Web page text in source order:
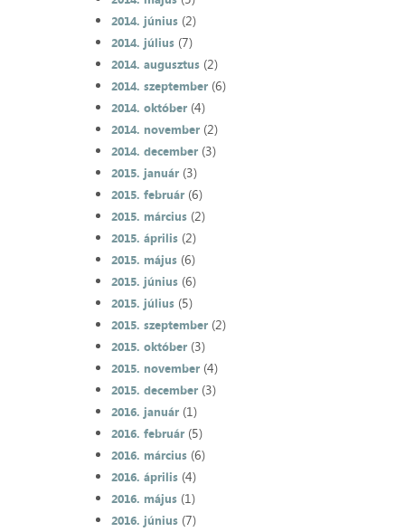
2014. június(2)
2014. július(7)
2014. augusztus(2)
2014. szeptember(6)
2014. október(4)
2014. november(2)
2014. december(3)
2015. január(3)
2015. február(6)
2015. március(2)
2015. április(2)
2015. május(6)
2015. június(6)
2015. július(5)
2015. szeptember(2)
2015. október(3)
2015. november(4)
2015. december(3)
2016. január(1)
2016. február(5)
2016. március(6)
2016. április(4)
2016. május(1)
2016. június(7)